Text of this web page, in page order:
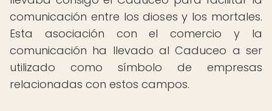
comunicación entre los dioses y los mortales.
Esta asociación con el comercio y la
comunicación ha llevado al Caduceo a ser
utilizado como símbolo de empresas
relacionadas con estos campos.